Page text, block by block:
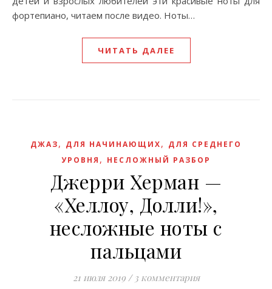
фортепиано, читаем после видео. Ноты…
ЧИТАТЬ ДАЛЕЕ
ДЖАЗ, ДЛЯ НАЧИНАЮЩИХ, ДЛЯ СРЕДНЕГО
УРОВНЯ , НЕСЛОЖНЫЙ РАЗБОР
Джерри Херман —
«Хеллоу, Долли!»,
несложные ноты с
пальцами
21 июля 2019 / 3 комментария